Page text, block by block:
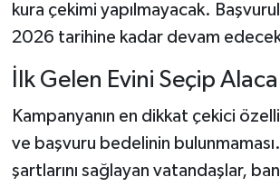
kura çekimi yapılmayacak.
2026 tarihine kadar devam
İlk Gelen Evini Seçip
Kampanyanın en dikkat çekici
ve başvuru bedelinin
şartlarını sağlayan vatandaşlar,